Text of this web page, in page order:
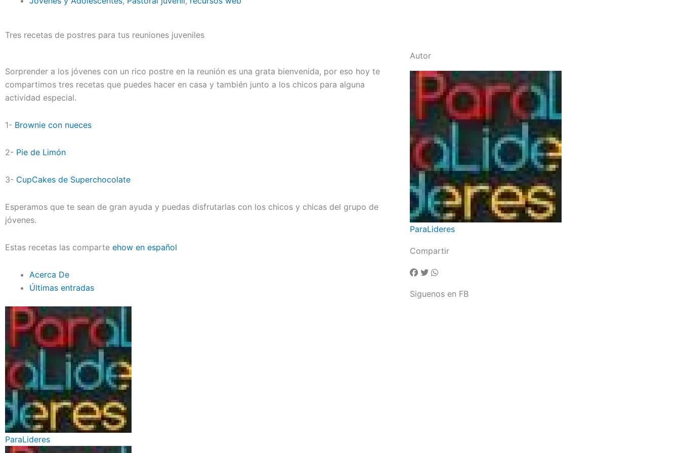
Tres recetas de postres para tus reuniones juveniles
Sorprender a los jóvenes con un rico postre en la reunión es una grata bienvenida, por eso hoy te
compartimos tres recetas que puedes hacer en casa y también junto a los chicos para alguna
actividad especial.
1- Brownie con nueces
2- Pie de Limón
3- CupCakes de Superchocolate
Esperamos que te sean de gran ayuda y puedas disfrutarlas con los chicos y chicas del grupo de
jóvenes.
Estas recetas las comparte ehow en español
Acerca De
Últimas entradas
ParaLideres
Autor
ParaLideres
Compartir
Siguenos en FB